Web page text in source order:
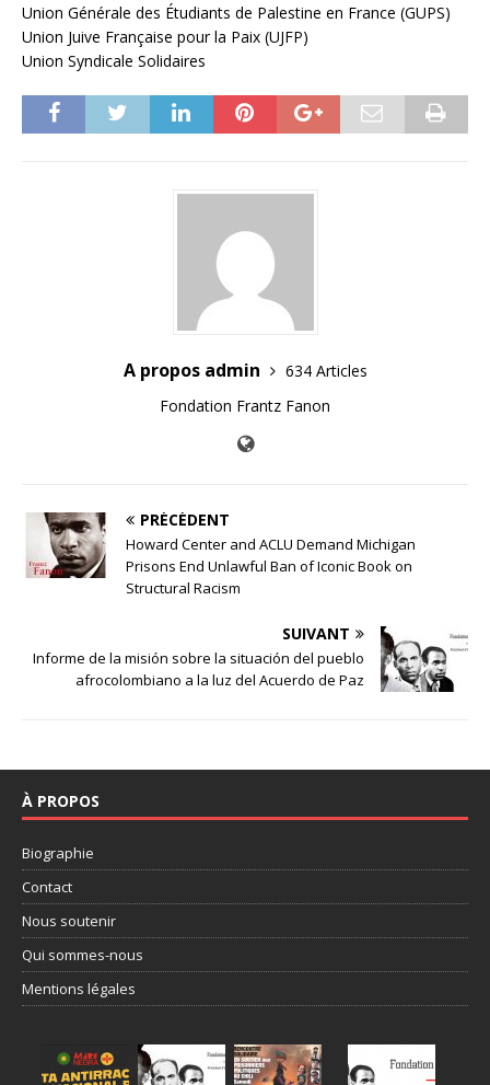
Union Générale des Étudiants de Palestine en France (GUPS)
Union Juive Française pour la Paix (UJFP)
Union Syndicale Solidaires
A propos admin
634 Articles
Fondation Frantz Fanon
PRÉCÉDENT
Howard Center and ACLU Demand Michigan
Prisons End Unlawful Ban of Iconic Book on
Structural Racism
SUIVANT
Informe de la misión sobre la situación del pueblo
afrocolombiano a la luz del Acuerdo de Paz
À PROPOS
Biographie
Contact
Nous soutenir
Qui sommes-nous
Mentions légales